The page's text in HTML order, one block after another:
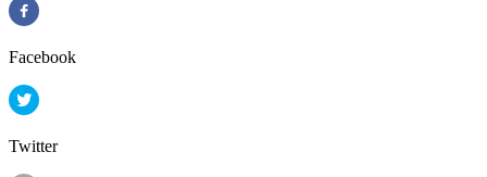
Facebook
Twitter